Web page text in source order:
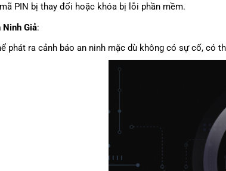
PIN bị thay đổi hoặc khóa bị lỗi phần mềm.
Ninh Giả:
phát ra cảnh báo an ninh mặc dù không có sự cố, có